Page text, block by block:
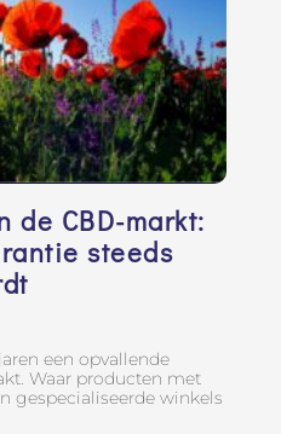
de CBD-markt:
steeds
een opvallende
Waar producten met
gespecialiseerde winkels